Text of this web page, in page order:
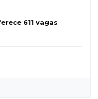
611 vagas